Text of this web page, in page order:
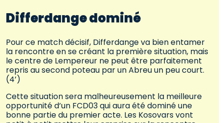
Differdange dominé
Pour ce match décisif, Differdange va bien entamer
la rencontre en se créant la première situation, mais
le centre de Lempereur ne peut être parfaitement
repris au second poteau par un Abreu un peu court.
(4’)
Cette situation sera malheureusement la meilleure
opportunité d’un FCD03 qui aura été dominé une
bonne partie du premier acte. Les Kosovars vont